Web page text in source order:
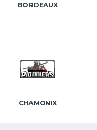
BORDEAUX
CHAMONIX